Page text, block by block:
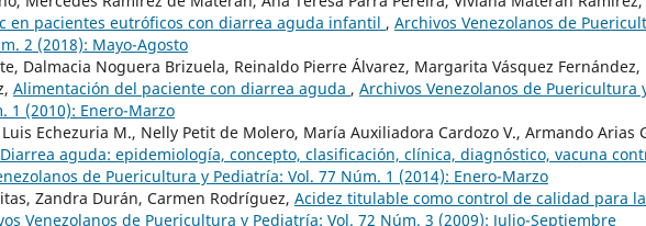
en pacientes eutróficos con diarrea aguda infantil , Archivos Venezolanos de
2 (2018): Mayo-Agosto
Dalmacia Noguera Brizuela, Reinaldo Pierre Álvarez, Margarita Vásquez Fernández,
Alimentación del paciente con diarrea aguda , Archivos Venezolanos de Puericultura
1 (2010): Enero-Marzo
Luis Echezuria M., Nelly Petit de Molero, María Auxiliadora Cardozo V., Armando Arias
Diarrea aguda: epidemiología, concepto, clasificación, clínica, diagnóstico, vacuna
de Puericultura y Pediatría: Vol. 77 Núm. 1 (2014): Enero-Marzo
Zandra Durán, Carmen Rodríguez, Acidez titulable como control de calidad para la
Venezolanos de Puericultura y Pediatría: Vol. 72 Núm. 3 (2009): Julio-Septiembre